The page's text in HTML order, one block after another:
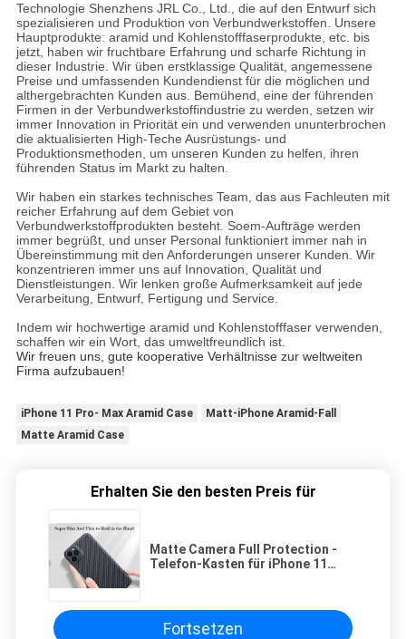
Technologie Shenzhens JRL Co., Ltd., die auf den Entwurf sich
spezialisieren und Produktion von Verbundwerkstoffen. Unsere
Hauptprodukte: aramid und Kohlenstofffaserprodukte, etc. bis
jetzt, haben wir fruchtbare Erfahrung und scharfe Richtung in
dieser Industrie. Wir üben erstklassige Qualität, angemessene
Preise und umfassenden Kundendienst für die möglichen und
althergebrachten Kunden aus. Bemühend, eine der führenden
Firmen in der Verbundwerkstoffindustrie zu werden, setzen wir
immer Innovation in Priorität ein und verwenden ununterbrochen
die aktualisierten High-Teche Ausrüstungs- und
Produktionsmethoden, um unseren Kunden zu helfen, ihren
führenden Status im Markt zu halten.
Wir haben ein starkes technisches Team, das aus Fachleuten mit
reicher Erfahrung auf dem Gebiet von
Verbundwerkstoffprodukten besteht. Soem-Aufträge werden
immer begrüßt, und unser Personal funktioniert immer nah in
Übereinstimmung mit den Anforderungen unserer Kunden. Wir
konzentrieren immer uns auf Innovation, Qualität und
Dienstleistungen. Wir lenken große Aufmerksamkeit auf jede
Verarbeitung, Entwurf, Fertigung und Service.
Indem wir hochwertige aramid und Kohlenstofffaser verwenden,
schaffen wir ein Wort, das umweltfreundlich ist.
Wir freuen uns, gute kooperative Verhältnisse zur weltweiten
Firma aufzubauen!
iPhone 11 Pro- Max Aramid Case
Matt-iPhone Aramid-Fall
Matte Aramid Case
Erhalten Sie den besten Preis für
Matte Camera Full Protection -
Telefon-Kasten für iPhone 11
Fortsetzen